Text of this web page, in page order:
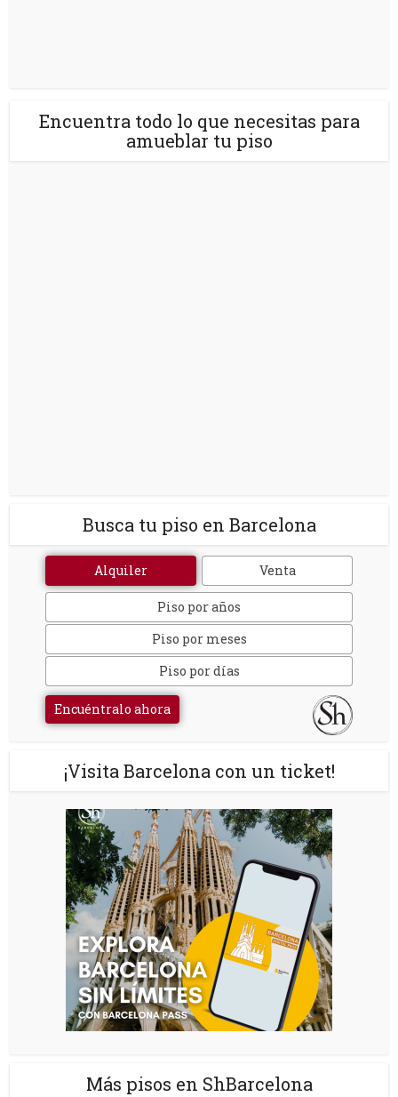
Encuentra todo lo que necesitas para
amueblar tu piso
Busca tu piso en Barcelona
Alquiler Venta
Piso por años
Piso por meses
Piso por días
Encuéntralo ahora
¡Visita Barcelona con un ticket!
Más pisos en ShBarcelona